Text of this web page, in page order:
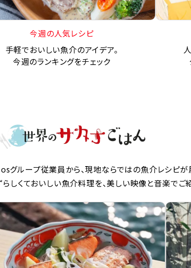
今週の人気レシピ
手軽でおいしい魚介のアイデア。
今週のランキングをチェック
グループ従業員から、現地ならではの魚介レシピが
らしくておいしい魚介料理を、美しい映像と音楽でご